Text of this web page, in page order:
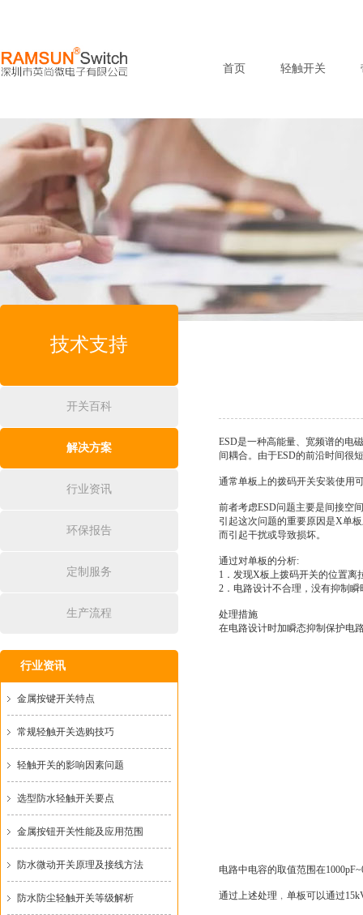
首页 轻触开关
技术支持
开关百科
解决方案
行业资讯
环保报告
定制服务
生产流程
行业资讯
​金属按键开关特点
常规轻触开关选购技巧
轻触开关的影响因素问题
选型防水轻触开关要点
金属按钮开关性能及应用范围
防水微动开关原理及接线方法
防水防尘轻触开关等级解析
ESD是一种高能量、宽频谱的电
间耦合。由于ESD的前沿时间很
通常单板上的拨码开关安装使用
前者考虑ESD问题主要是间接空
引起这次问题的重要原因是X单
而引起干扰或导致损坏。
通过对单板的分析:
1．发现X板上拨码开关的位置离
2．电路设计不合理，没有抑制
处理措施
在电路设计时加瞬态抑制保护电
电路中电容的取值范围在
通过上述处理﹐单板可以通过